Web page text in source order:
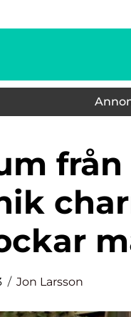
Jon Larsson